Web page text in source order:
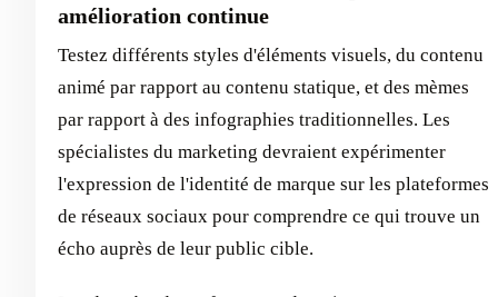
amélioration continue
Testez différents styles d'éléments visuels, du contenu
animé par rapport au contenu statique, et des mèmes
par rapport à des infographies traditionnelles. Les
spécialistes du marketing devraient expérimenter
l'expression de l'identité de marque sur les plateformes
de réseaux sociaux pour comprendre ce qui trouve un
écho auprès de leur public cible.